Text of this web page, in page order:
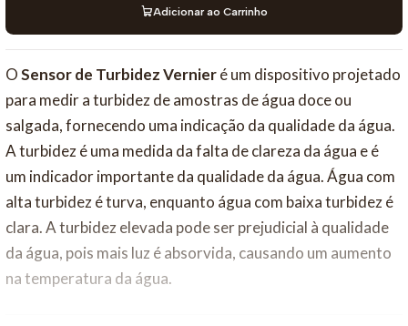
Adicionar ao Carrinho
OSensor de Turbidez Vernieré um dispositivo projetado
para medir a turbidez de amostras de água doce ou
salgada, fornecendo uma indicação da qualidade da água.
A turbidez é uma medida da falta de clareza da água e é
um indicador importante da qualidade da água. Água com
alta turbidez é turva, enquanto água com baixa turbidez é
clara. A turbidez elevada pode ser prejudicial à qualidade
da água, pois mais luz é absorvida, causando um aumento
na temperatura da água.